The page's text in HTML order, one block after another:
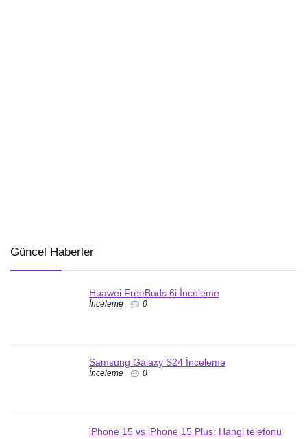
Güncel Haberler
Huawei FreeBuds 6i İnceleme
İnceleme 0
Samsung Galaxy S24 İnceleme
İnceleme 0
iPhone 15 vs iPhone 15 Plus: Hangi telefonu